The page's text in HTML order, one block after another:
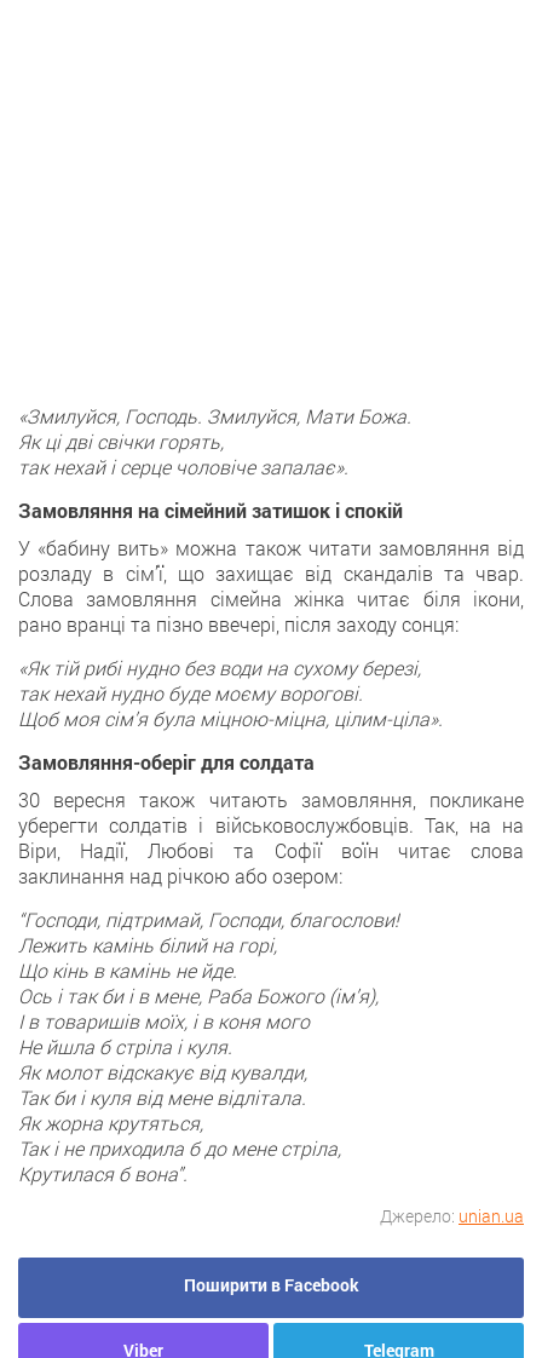
«Змилуйся, Господь. Змилуйся, Мати Божа.
Як ці дві свічки горять,
так нехай і серце чоловіче запалає».
Замовляння на сімейний затишок і спокій
У «бабину вить» можна також читати замовляння від
розладу в сім’ї, що захищає від скандалів та чвар.
Слова замовляння сімейна жінка читає біля ікони,
рано вранці та пізно ввечері, після заходу сонця:
«Як тій рибі нудно без води на сухому березі,
так нехай нудно буде моєму ворогові.
Щоб моя сім’я була міцною-міцна, цілим-ціла».
Замовляння-оберіг для солдата
30 вересня також читають замовляння, покликане
уберегти солдатів і військовослужбовців. Так, на на
Віри, Надії, Любові та Софії воїн читає слова
заклинання над річкою або озером:
“Господи, підтримай, Господи, благослови!
Лежить камінь білий на горі,
Що кінь в камінь не йде.
Ось і так би і в мене, Раба Божого (ім’я),
І в товаришів моїх, і в коня мого
Не йшла б стріла і куля.
Як молот відскакує від кувалди,
Так би і куля від мене відлітала.
Як жорна крутяться,
Так і не приходила б до мене стріла,
Крутилася б вона”.
Джерело: unian.ua
Поширити в Facebook
Viber Telegram